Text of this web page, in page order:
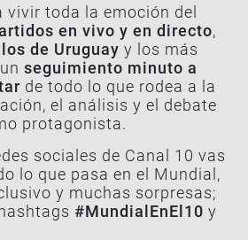
vivir toda la emoción del
en vivo y en directo,
de Uruguay y los más
seguimiento minuto a
de todo lo que rodea a la
el análisis y el debate
protagonista.
sociales de Canal 10 vas
lo que pasa en el Mundial,
y muchas sorpresas;
#MundialEnEl10 y